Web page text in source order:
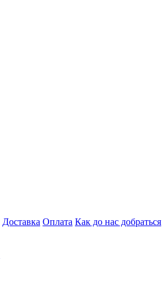
Доставка Оплата Как до нас добраться